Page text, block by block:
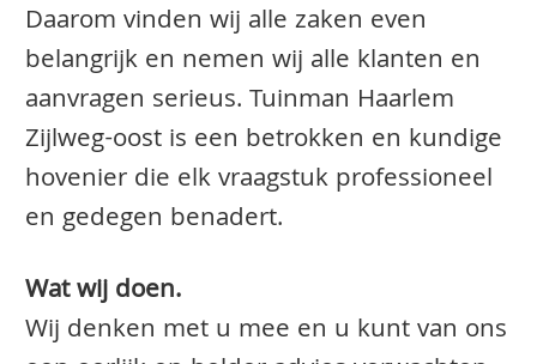
Daarom vinden wij alle zaken even
belangrijk en nemen wij alle klanten en
aanvragen serieus. Tuinman Haarlem
Zijlweg-oost is een betrokken en kundige
hovenier die elk vraagstuk professioneel
en gedegen benadert.
Wat wij doen.
Wij denken met u mee en u kunt van ons